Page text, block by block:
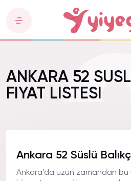
ANKARA 52
FIYAT LISTESI
Ankara 52 Süslü
Ankara’da uzun zamandan